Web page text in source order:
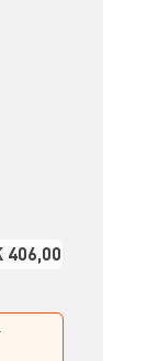
406,00